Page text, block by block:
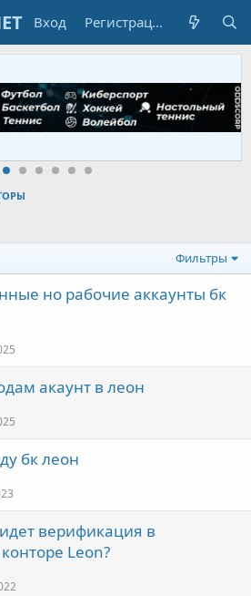
Вход Регистрация
Фильтры
но рабочие аккаунты бк
акаунт в леон
бк леон
верификация в
Leon?